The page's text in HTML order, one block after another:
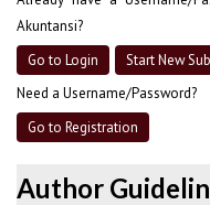
Akuntansi?
Go to Login
Start New
Need a Username/Password?
Go to Registration
Author